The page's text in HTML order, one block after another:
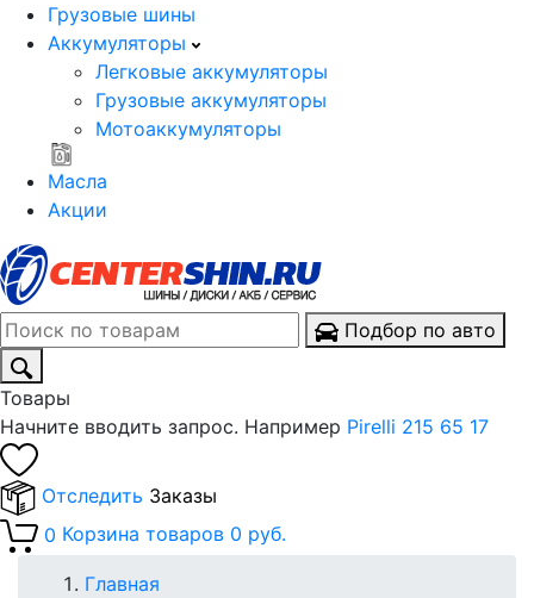
Грузовые шины
Аккумуляторы
Легковые аккумуляторы
Грузовые аккумуляторы
Мотоаккумуляторы
Масла
Акции
Подбор по авто
Товары
Начните вводить запрос. Например Pirelli 215 65 17
Отследить Заказы
0 Корзина товаров 0 руб.
Главная